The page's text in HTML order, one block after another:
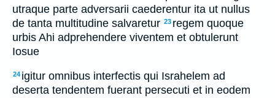
utraque parte adversarii caederentur ita ut nullus
de tanta multitudine salvaretur 23 regem quoque
urbis Ahi adprehendere viventem et obtulerunt
Iosue
24 igitur omnibus interfectis qui Israhelem ad
deserta tendentem fuerant persecuti et in eodem